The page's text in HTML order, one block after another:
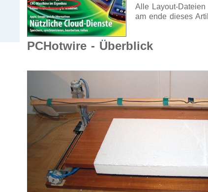
Alle Layout-
am ende dieses
PCHotwire - Überblick